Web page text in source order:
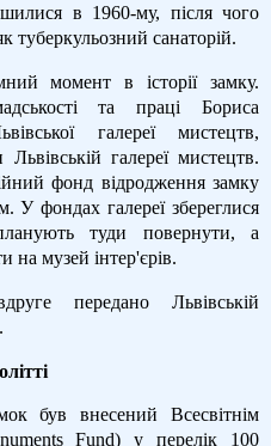
в 1960-му, після чого
туберкульозний санаторій.
момент в історії замку.
та праці Бориса
галереї мистецтв,
галереї мистецтв.
фонд відродження замку
У фондах галереї збереглися
туди повернути, а
на музей інтер'єрів.
передано Львівській
був внесений Всесвітнім
Fund) у перелік 100